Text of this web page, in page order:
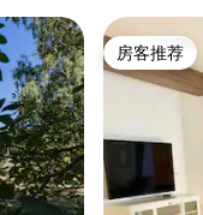
房客推荐
房客推荐